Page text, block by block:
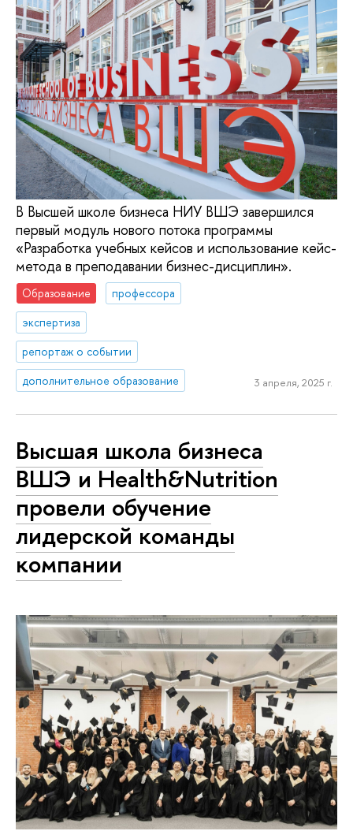
В Высшей школе бизнеса НИУ ВШЭ завершился
первый модуль нового потока программы
«Разработка учебных кейсов и использование кейс-
метода в преподавании бизнес-дисциплин».
Образование
профессора
экспертиза
репортаж о событии
дополнительное образование
3 апреля, 2025 г.
Высшая школа бизнеса
ВШЭ и Health&Nutrition
провели обучение
лидерской команды
компании